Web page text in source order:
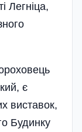
Легніца,
є
виставок,
Будинку